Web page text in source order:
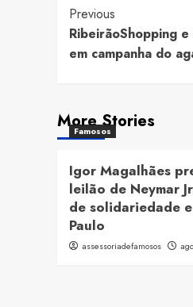
Post
Navigation
Previous
RibeirãoShopping
em campanha do
More Stories
Famosos
Igor Magalhães
leilão de Neymar
de solidariedade
Paulo
assessoriadefamosos